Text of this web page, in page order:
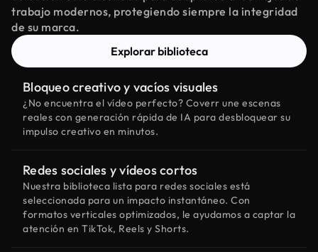
trabajo modernos, protegiendo siempre la integridad
de su marca.
Explorar biblioteca
Bloqueo creativo y vacíos visuales
¿No encuentra el vídeo perfecto? Coverr une escenas
reales con generación rápida de IA para desbloquear su
impulso creativo en minutos.
Redes sociales y vídeos cortos
Nuestra biblioteca lista para redes sociales está
seleccionada para un impacto instantáneo. Con
formatos verticales optimizados, le ayudamos a captar la
atención en TikTok, Reels y Shorts.